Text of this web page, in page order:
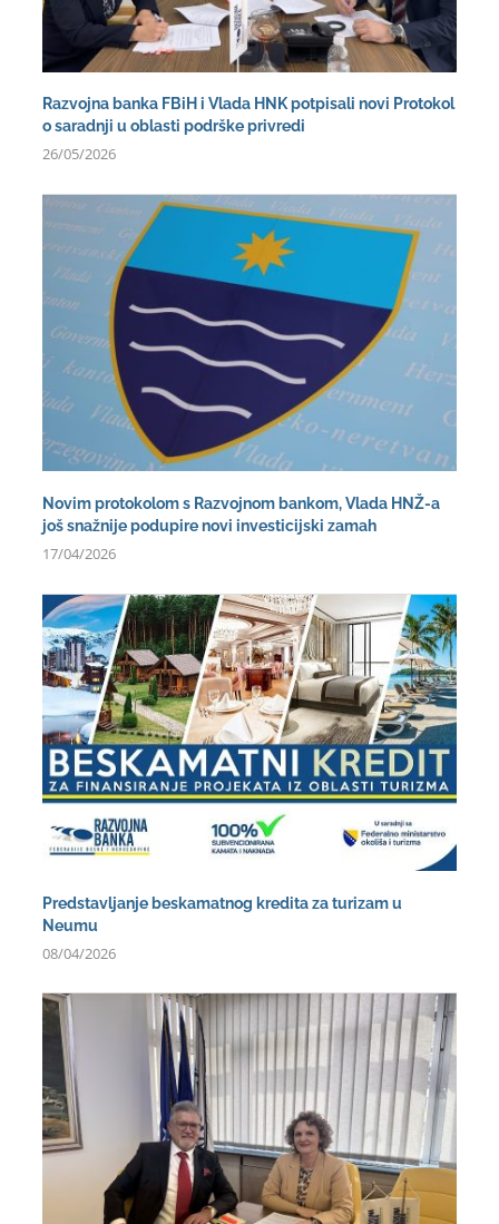
Razvojna banka FBiH i Vlada HNK potpisali novi Protokol
o saradnji u oblasti podrške privredi
26/05/2026
Novim protokolom s Razvojnom bankom, Vlada HNŽ-a
još snažnije podupire novi investicijski zamah
17/04/2026
Predstavljanje beskamatnog kredita za turizam u
Neumu
08/04/2026